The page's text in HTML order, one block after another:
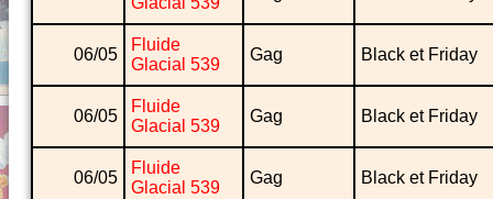
06/05
Fluide
Glacial 539
Gag Black et Friday
06/05
Fluide
Glacial 539
Gag Black et Friday
06/05
Fluide
Glacial 539
Gag Black et Friday